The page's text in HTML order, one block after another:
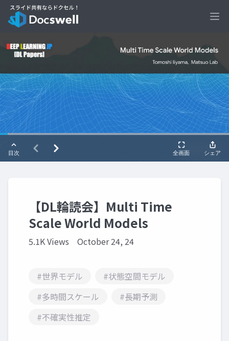
【DL輪読会】Multi Time
Scale World Models
5.1K Views October 24, 24
#世界モデル
#状態空間モデル
#多時間スケール
#長期予測
#不確実性推定